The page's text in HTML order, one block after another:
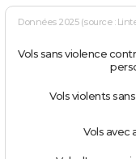
Données 2025 (source :
Vols sans violence
Vols violents
Vols avec